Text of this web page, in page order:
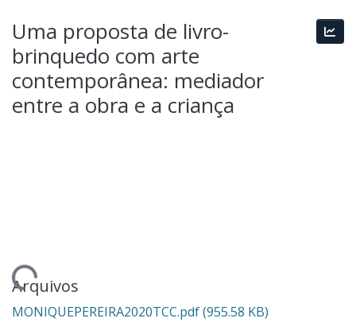
Canais
ESTATÍSTICAS
SOBRE
Uma proposta de livro-
brinquedo com arte
contemporânea: mediador
entre a obra e a criança
Arquivos
MONIQUEPEREIRA2020TCC.pdf(955.58 KB)